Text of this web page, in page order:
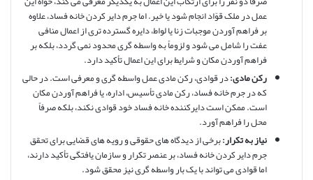
عمل در ملک قوّاد انجام شود یا خیر. اما جرم دایر کردن خانه فساد، علاوه
بر فراهم آوردن موجبات زنا یا لواط، دایره گسترده تری از اعمال منافی
عفت را شامل می شود و لزوماً به واسطه گری محدود نمی گردد، بلکه بر
فراهم آوردن مکان و شرایط برای این اعمال تأکید دارد.
رکن مادی:در قوادی، رکن مادی عمل واسطه گری و معرفی است. در حالی
که در جرم خانه فساد، رکن مادی تأسیس، اداره، یا فراهم آوردن مکان
است. ممکن است دایرکننده خانه فساد خود قوادی نکند، بلکه صرفاً
محل را فراهم آورد.
نیاز به تکرار:برخی از دیدگاه های حقوقی و رویه های قضایی برای تحقق
جرم دایر کردن خانه فساد، بر عنصر تکرار و سازمان یافتگی تأکید دارند،
اما قوادی می تواند با یک بار واسطه گری نیز محقق شود.